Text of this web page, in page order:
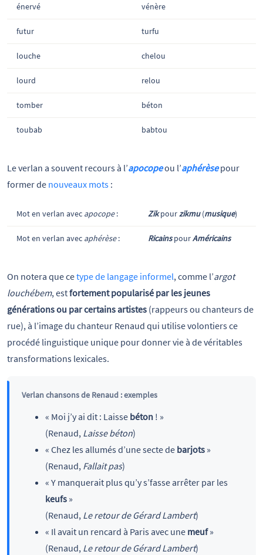
énervé vénère
futur turfu
louche chelou
lourd relou
tomber béton
toubab babtou
Le verlan a souvent recours à l’apocopeou l’aphérèsepour
former de nouveaux mots :
Mot en verlan avec apocope: Zikpourzikmu(musique)
Mot en verlan avec aphérèse: RicainspourAméricains
On notera que cetype de langage informel, comme l’argot
louchébem, estfortement popularisé par les jeunes
générations ou par certains artistes (rappeurs ou chanteurs de
rue), à l’image du chanteur Renaud qui utilise volontiers ce
procédé linguistique unique pour donner vie à de véritables
transformations lexicales.
Verlan chansons de Renaud : exemples
« Moi j’y ai dit : Laisse béton! »
(Renaud, Laisse béton)
« Chez les allumés d’une secte de barjots»
(Renaud, Fallait pas)
« Y manquerait plus qu’y s’fasse arrêter par les
keufs »
(Renaud, Le retour de Gérard Lambert)
« Il avait un rencard à Paris avec une meuf»
(Renaud, Le retour de Gérard Lambert)